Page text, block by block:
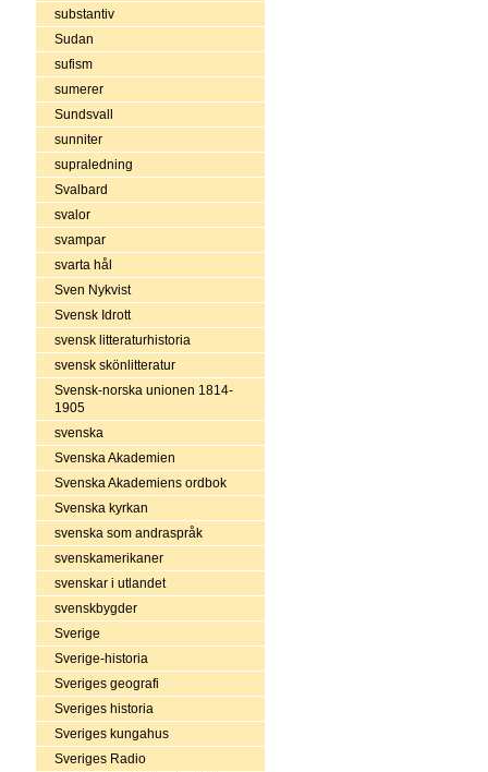
substantiv
Sudan
sufism
sumerer
Sundsvall
sunniter
supraledning
Svalbard
svalor
svampar
svarta hål
Sven Nykvist
Svensk Idrott
svensk litteraturhistoria
svensk skönlitteratur
Svensk-norska unionen 1814-
1905
svenska
Svenska Akademien
Svenska Akademiens ordbok
Svenska kyrkan
svenska som andraspråk
svenskamerikaner
svenskar i utlandet
svenskbygder
Sverige
Sverige-historia
Sveriges geografi
Sveriges historia
Sveriges kungahus
Sveriges Radio